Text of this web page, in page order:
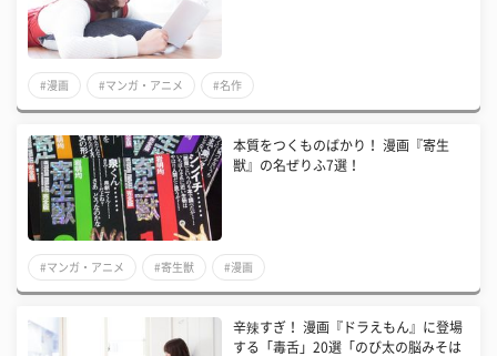
#漫画 #マンガ・アニメ #名作
本質をつくものばかり！ 漫画『寄生
獣』の名ぜりふ7選！
#マンガ・アニメ #寄生獣 #漫画
辛辣すぎ！ 漫画『ドラえもん』に登場
する「毒舌」20選「のび太の脳みそは